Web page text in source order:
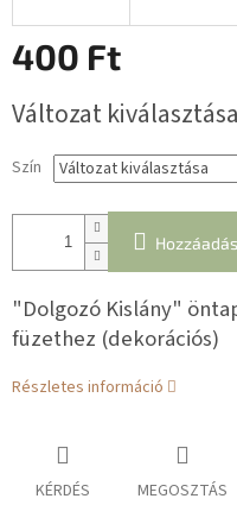
400 Ft
Változat kiválasztása
Szín
"Dolgozó Kislány"
füzethez (dekorációs)
Részletes információ
KÉRDÉS MEGOSZTÁS